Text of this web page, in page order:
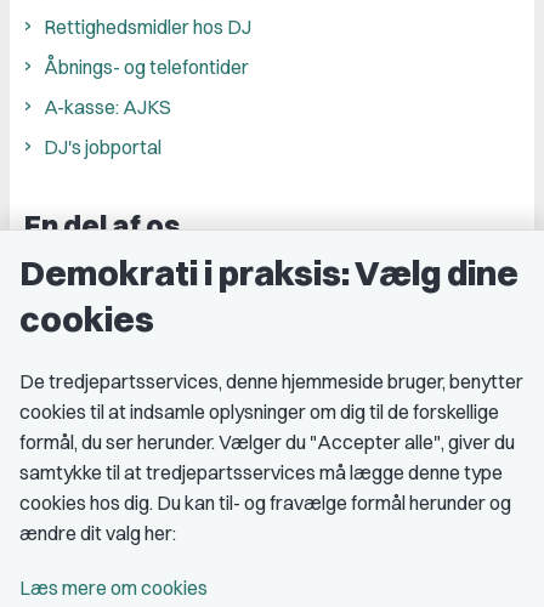
Rettighedsmidler hos DJ
Åbnings- og telefontider
A-kasse: AJKS
DJ's jobportal
En del af os
Grupper og kredse
Studenterorganisationer
Medlemskab
Fordele som medlem
Kontingent
Demokrati i praksis: Vælg dine
cookies
De tredjepartsservices, denne hjemmeside bruger, benytter
cookies til at indsamle oplysninger om dig til de forskellige
formål, du ser herunder. Vælger du "Accepter alle", giver du
samtykke til at tredjepartsservices må lægge denne type
cookies hos dig. Du kan til- og fravælge formål herunder og
ændre dit valg her:
Læs mere om cookies